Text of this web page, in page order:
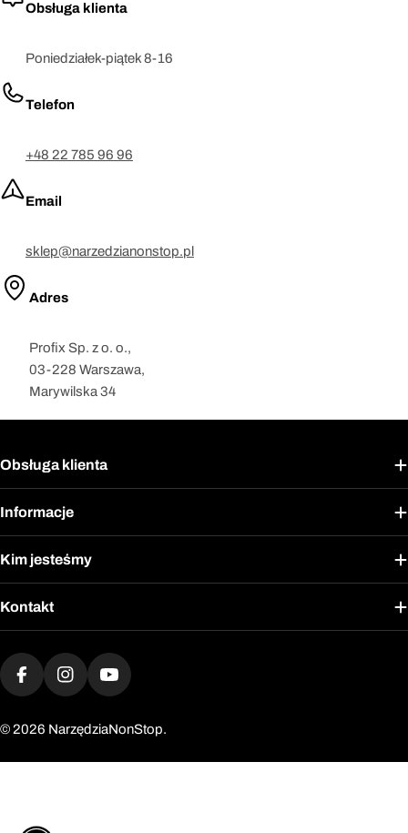
Obsługa klienta
Poniedziałek-piątek 8-16
Telefon
+48 22 785 96 96
Email
sklep@narzedzianonstop.pl
Adres
Profix Sp. z o. o.,
03-228 Warszawa,
Marywilska 34
Obsługa klienta
Informacje
Kim jesteśmy
Kontakt
Metody
płatności
FacebookInstagramYouTube
© 2026 NarzędziaNonStop.